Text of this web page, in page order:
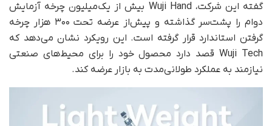
گفته این شرکت، Wuji Hand بیش از یک‌میلیون چرخه آزمایش
دوام را پشت‌سر گذاشته و پیش‌از عرضه تحت ۳۰۰ هزار چرخه
گرفتن استاندارد قرار گرفته است. این رویکرد نشان می‌دهد که
Wuji Tech قصد دارد محصول خود را برای محیط‌های صنعتی
نیازمند به عملکرد طولانی‌مدت به بازار عرضه کند.